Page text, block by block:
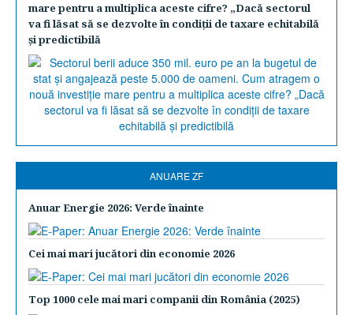
mare pentru a multiplica aceste cifre? „Dacă sectorul
va fi lăsat să se dezvolte în condiţii de taxare echitabilă
şi predictibilă
ANUARE ZF
Anuar Energie 2026: Verde înainte
Cei mai mari jucători din economie 2026
Top 1000 cele mai mari companii din România (2025)